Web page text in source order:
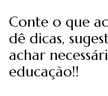
Conte o que
dê dicas,
achar
educação!!